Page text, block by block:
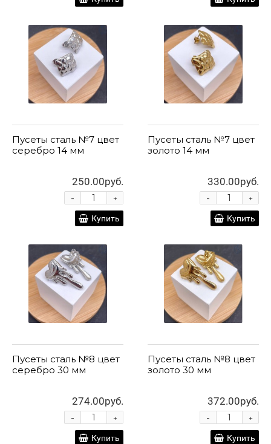
Пусеты сталь №7 цвет
серебро 14 мм
250.00руб.
+
-
Купить
Пусеты сталь №7 цвет
золото 14 мм
330.00руб.
+
-
Купить
Пусеты сталь №8 цвет
серебро 30 мм
274.00руб.
+
-
Купить
Пусеты сталь №8 цвет
золото 30 мм
372.00руб.
+
-
Купить